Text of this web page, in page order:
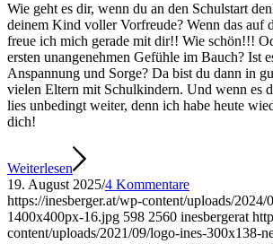
Wie geht es dir, wenn du an den Schulstart
deinem Kind voller Vorfreude? Wenn das auf
freue ich mich gerade mit dir!! Wie schön!!!
ersten unangenehmen Gefühle im Bauch? Ist
Anspannung und Sorge? Da bist du dann in
vielen Eltern mit Schulkindern. Und wenn es
lies unbedingt weiter, denn ich habe heute
dich!
Weiterlesen
19. August 2025/4 Kommentare
https://inesberger.at/wp-content/uploads/
1400x400px-16.jpg 598 2560 inesbergerat
content/uploads/2021/09/logo-ines-300x138-